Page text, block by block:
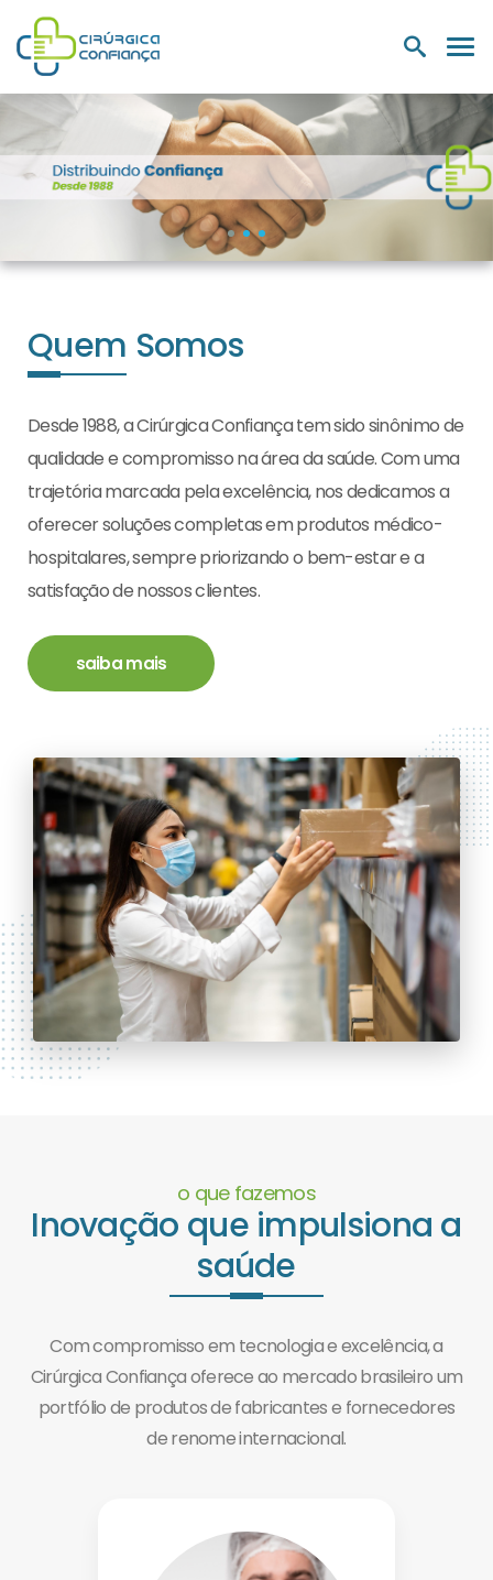
LABORATÓRIOS SUPLEMENTOS
Quem Somos
Desde 1988, a Cirúrgica Confiança tem sido sinônimo de
qualidade e compromisso na área da saúde. Com uma
trajetória marcada pela excelência, nos dedicamos a
oferecer soluções completas em produtos médico-
hospitalares, sempre priorizando o bem-estar e a
satisfação de nossos clientes.
saiba mais
o que fazemos
Inovação que impulsiona a
saúde
Com compromisso em tecnologia e excelência, a
Cirúrgica Confiança oferece ao mercado brasileiro um
portfólio de produtos de fabricantes e fornecedores
de renome internacional.